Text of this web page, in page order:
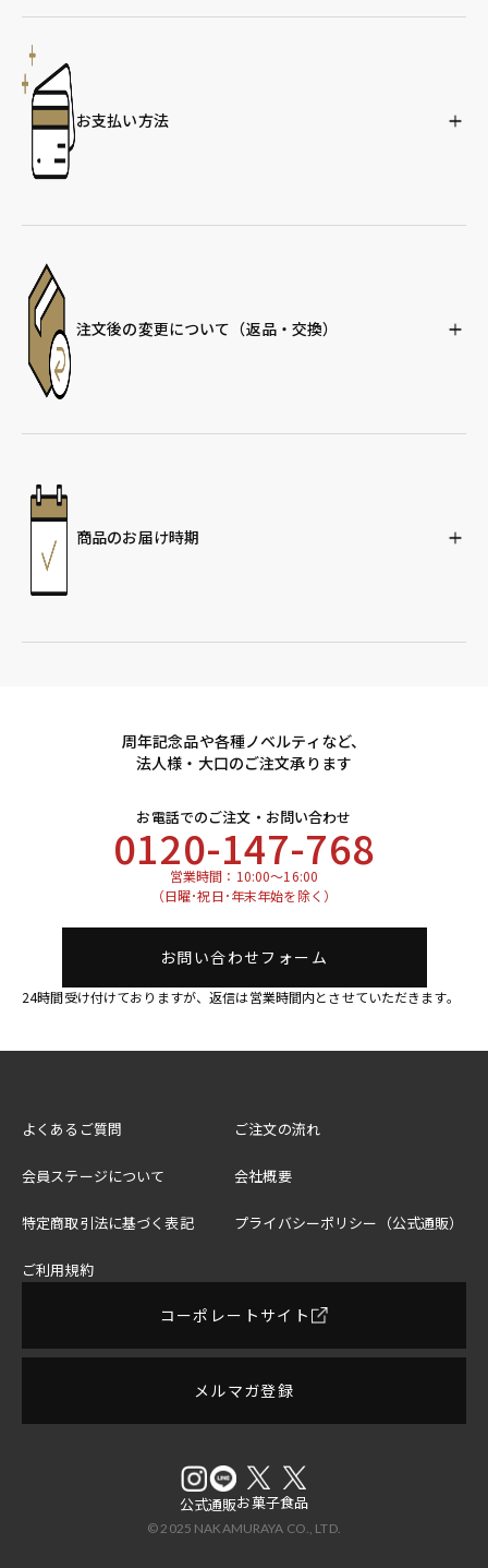
お支払い方法
注文後の変更について （返品・交換）
商品のお届け時期
周年記念品や各種ノベルティなど、
法人様・大口のご注文承ります
お電話でのご注文・お問い合わせ
0120-147-768
営業時間：10:00～16:00
（日曜･祝日･年末年始を除く）
お問い合わせフォーム
24時間受け付けておりますが、返信は営業時間内とさせていただきます。
よくあるご質問 ご注文の流れ
会員ステージについて 会社概要
特定商取引法に基づく表記 プライバシーポリシー（公式通販）
ご利用規約
コーポレートサイト
メルマガ登録
公式通販お菓子食品
© 2025 NAKAMURAYA CO., LTD.